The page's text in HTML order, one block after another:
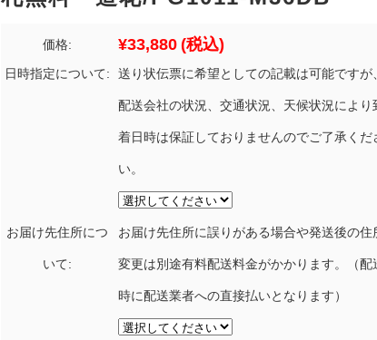
価格: ¥33,880 (税込)
日時指定について: 送り状伝票に希望としての記載は可能ですが
配送会社の状況、交通状況、天候状況により
着日時は保証しておりませんのでご了承くだ
い。
お届け先住所につ
いて:
お届け先住所に誤りがある場合や発送後の住
変更は別途有料配送料金がかかります。（配
時に配送業者への直接払いとなります）